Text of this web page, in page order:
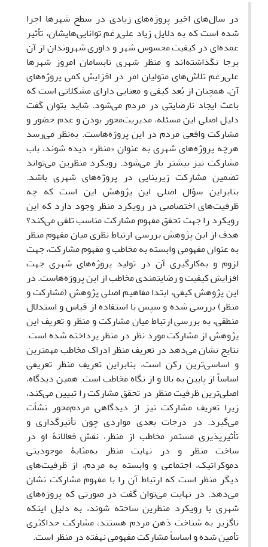
در سال‌های اخیر پروژه‌های زیادی در سطح شهرها اجرا
شده است که به دلایل زیاد علی‌رغم توانایی‌هایشان، تأثیر
عمده‌ای در کیفیت محسوس شهر و داوری شهروندان از آن
برجا نگذاشته‌‌اند و منظر شهری نابسامان امروز شهرها
علی‌رغم تلاش‌های متولیان امر در افزایش کمی پروژه‌های
آن، همچنان از بُعد کیفی و معنایی دارای مشکلاتی است که
باعث ایجاد نارضایتی در مردم می‌شود. شاید بتوان گفت
دلیل اصلی این مسئله، مدیریت‌محور بودن و عدم حضور و
مشارکت واقعی مردم در این پروژه‌هاست. به‌نظر می‌رسد
هرچه پروژه‌های شهری به ‌عنوان «منظر» دیده شوند، باب
مشارکت نیز بیشتر باز می‌شود. رویکرد منظرین می‌تواند
تضمین مشارکت زیربنایی در پروژه‌های شهری باشد.
بنابراین سؤال اصلی این پژوهش این است که چه
ظرفیت‌های اختصاصی در رویکرد منظر وجود دارد که این
رویکرد را جهت تحقق مفهوم مشارکت مناسب‌ تلقی می‌کند؟
هدف از این پژوهش بررسی ارتباط نظری میان مفهوم منظر
به عنوان مفهومی وابسته به مخاطب و مفهوم مشارکت، جهت
لزوم و به‌کارگیری آن در تولید پروژه‌های شهری جهت
افزایش کیفیت و رضایتمندی مخاطب از این پروژه‌هاست. در
این پژوهش کیفی، ابتدا مفاهیم اصلی پژوهش (مشارکت و
منظر) بررسی شده و سپس با استفاده از قیاس و استدلال
منطقی، به بررسی ارتباط میان مشارکت و منظر و تعریف این
پژوهش از مشارکت مورد نظر در منظر پرداخته شده است.
نتایج نشان می‌دهد در تعریف منظر ادراک مخاطب مهمترین
و اساسی‌ترین رکن است، بنابراین تعریف منظر تعریفی
اساساً از پایین به بالا و از نگاه مخاطب است. همین دیدگاه،
اصلی‌ترین ظرفیت منظر در تحقق مشارکت را تبیین می‌کند،
زیرا تعریف مشارکت نیز از دیدگاهی مردم‌محور نشأت
می‌گیرد. در درجات بعدی مواردی چون تأثیرگذاری و
تأثیرپذیری مستمر مخاطب از منظر، نقش فعالانۀ او در
ساخت منظر و در نهایت منظر به‌مثابۀ موجودیتی
دموکراتیک، اجتماعی و وابسته به مردم، از ظرفیت‌های
دیگر منظر است که ارتباط آن را با مفهوم مشارکت نشان
می‌دهد. در نهایت می‌توان گفت در صورتی‌ که پروژه‌های
شهری با رویکرد منظرین ساخته شوند، به دلیل اینکه
ناگزیر به شناخت ذهن مردم هستند، مشارکت حداکثری
تأمین شده و اساساً مشارکت مفهومی نهفته در منظر است.